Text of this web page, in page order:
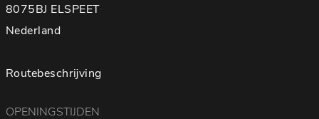
8075BJ ELSPEET
Nederland
Routebeschrijving
OPENINGSTIJDEN